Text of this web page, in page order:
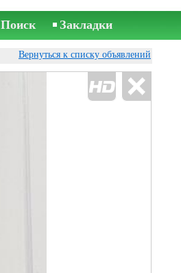
Поиск Закладки
Вернуться к списку объявлений